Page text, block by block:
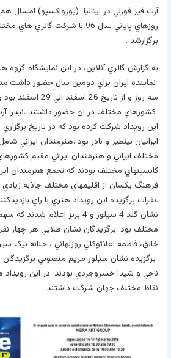
آرت فير فورلي در ايتاليا (يورواکسپو) امسال
روزهاي پاياني سال 96 با شرکت
برگزارشد .
به گزارش گالري آنلاين، در اين نمايشگاه گروه
نماينده ايران براي دومين سال حضور
سه روز و از تاريخ 26
اين رويداد شرکت کرده بود که در تاريخ
ايرانيان بينظير و نادر بود .هنرمندان ايراني
مختلف ايراني و هنرمندان ايراني مقيم
کانسپتهاي مختلف بودند که تجمع هنرمندان
فرهنگ يکسان از اقليمهاي مختلف جاذبه
مختلف بود .برگزيدگان نشان طلايي هر چهار
خالق، فاطمه اعلاتوکلي روزبهاني ، حنانه نيک
برگزيده نشان سيلور مريم منصوبي برگزيدگان
نقاط مختلف جهان شرکت داشتند .